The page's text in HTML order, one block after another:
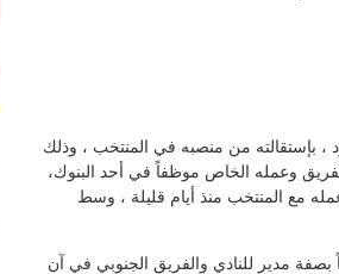
2009 وما فوق حسن حمود ، بإستقالته من منصبه في المنتخب ، وذلك
وعمله الخاص موظفاً في أحد البنوك،
إستقالته من عمله مع المنتخب منذ أيام قليلة ، وسط
بصفة مدير للنادي والفريق الجنوبي في آن